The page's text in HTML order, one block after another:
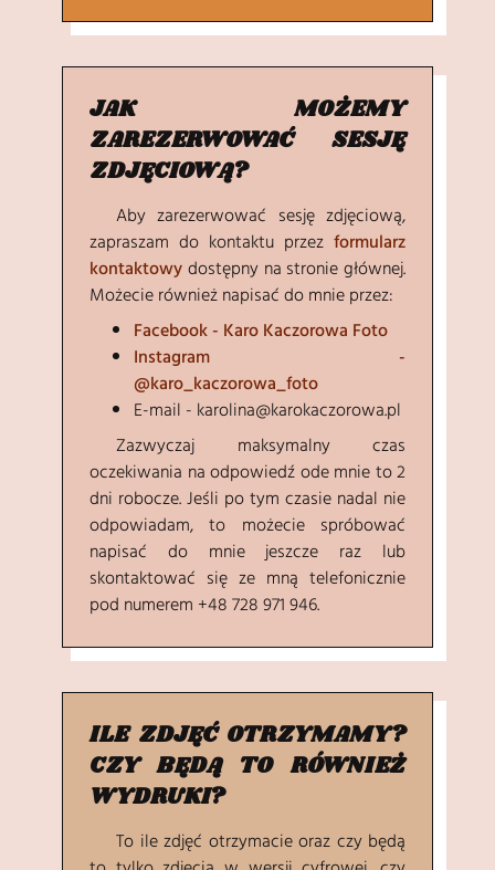
JAK MOŻEMY
ZAREZERWOWAĆ SESJĘ
ZDJĘCIOWĄ?
Aby zarezerwować sesję zdjęciową,
zapraszam do kontaktu przez formularz
kontaktowydostępny na stronie głównej.
Możecie również napisać do mnie przez:
Facebook - Karo Kaczorowa Foto
Instagram -
@karo_kaczorowa_foto
E-mail - karolina@karokaczorowa.pl
Zazwyczaj maksymalny czas
oczekiwania na odpowiedź ode mnie to 2
dni robocze. Jeśli po tym czasie nadal nie
odpowiadam, to możecie spróbować
napisać do mnie jeszcze raz lub
skontaktować się ze mną telefonicznie
pod numerem +48 728 971 946.
ILE ZDJĘĆ OTRZYMAMY?
CZY BĘDĄ TO RÓWNIEŻ
WYDRUKI?
To ile zdjęć otrzymacie oraz czy będą